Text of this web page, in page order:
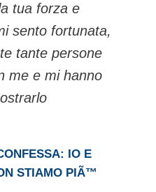
tua forza e
sento fortunata,
tante persone
me e mi hanno
IO E
STIAMO PIÃ™